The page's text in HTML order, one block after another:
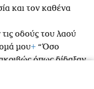
και τον καθένα
οδούς του λαού
μου+ “Όσο
όπως δίδαξαν